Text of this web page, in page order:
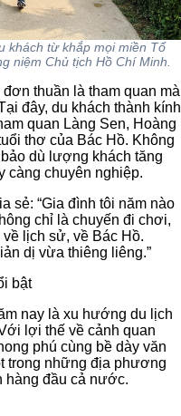
khách từ khắp mọi miền Tổ
niệm Chủ tịch Hồ Chí Minh.
thuần là tham quan mà
đây, du khách thành kính
quan Làng Sen, Hoàng
thơ của Bác Hồ. Không
dù lượng khách tăng
càng chuyên nghiệp.
sẻ: “Gia đình tôi năm nào
chỉ là chuyến đi chơi,
lịch sử, về Bác Hồ.
dị vừa thiêng liêng.”
bật
nay là xu hướng du lịch
lợi thế về cảnh quan
phú cùng bề dày văn
trong những địa phương
hàng đầu cả nước.